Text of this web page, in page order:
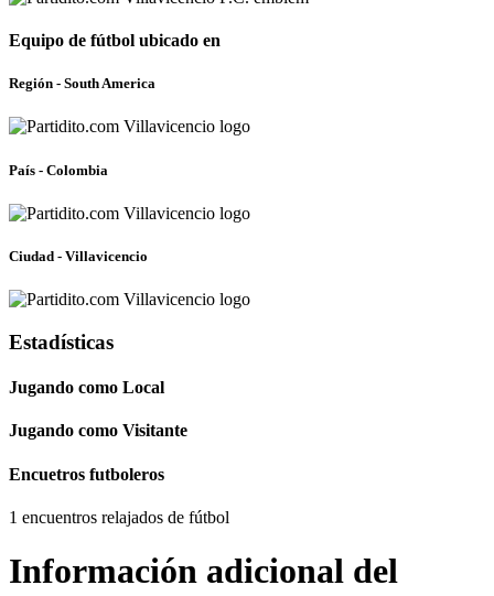
Equipo de fútbol ubicado en
Región - South America
País - Colombia
Ciudad - Villavicencio
Estadísticas
Jugando como Local
Jugando como Visitante
Encuetros futboleros
1 encuentros relajados de fútbol
Información adicional del